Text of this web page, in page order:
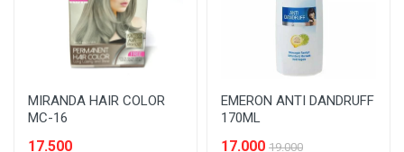
MIRANDA HAIR COLOR
MC-16
17.500
EMERON ANTI DANDRUFF
170ML
17.000 19.000